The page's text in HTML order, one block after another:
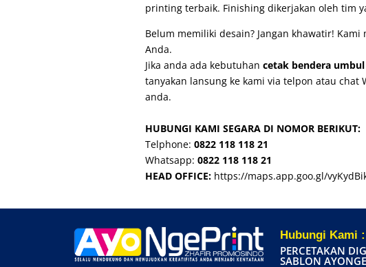
printing terbaik. Finishing dikerjakan oleh tim
Belum memiliki desain? Jangan khawatir!
Anda.
Jika anda ada kebutuhancetak bendera
tanyakan lansung ke kami via telpon atau chat
anda.
HUBUNGI KAMI SEGARA DI NOMOR BERIKUT:
Telphone:0822 118 118 21
Whatsapp:0822 118 118 21
HEAD OFFICE: https://maps.app.goo.gl/
Hubungi Kami :
PERCETAKAN
SABLON